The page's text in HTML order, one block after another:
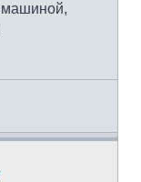
машиной,